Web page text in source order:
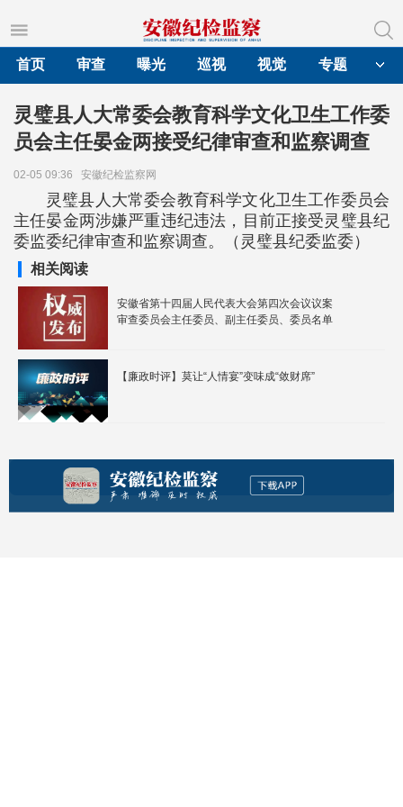
首页
审查 曝光 巡视 视觉 专题
灵璧县人大常委会教育科学文化卫生工作委
员会主任晏金两接受纪律审查和监察调查
02-05 09:36 安徽纪检监察网
灵璧县人大常委会教育科学文化卫生工作委员会
主任晏金两涉嫌严重违纪违法，目前正接受灵璧县纪
委监委纪律审查和监察调查。（灵璧县纪委监委）
相关阅读
安徽省第十四届人民代表大会第四次会议议案
审查委员会主任委员、副主任委员、委员名单
【廉政时评】莫让“人情宴”变味成“敛财席”